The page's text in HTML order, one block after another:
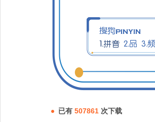
已有 507861 次下载